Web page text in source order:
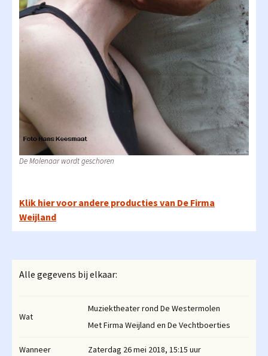
De Molenaar wordt geschoren
Klik hier voor andere producties van De Firma
Weijland
Alle gegevens bij elkaar:
Wat
Muziektheater rond De Westermolen
Met Firma Weijland en De Vechtboerties
Wanneer Zaterdag 26 mei 2018, 15:15 uur